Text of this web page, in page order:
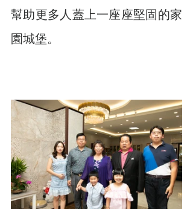
幫助更多人蓋上一座座堅固的家
園城堡。